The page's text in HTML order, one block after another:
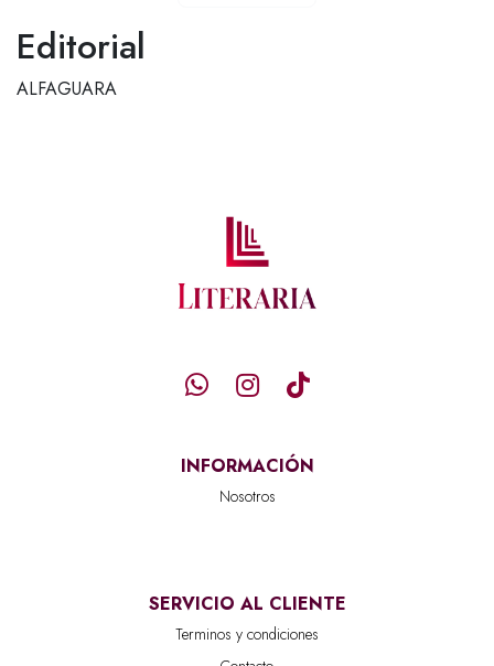
Editorial
ALFAGUARA
INFORMACIÓN
Nosotros
SERVICIO AL CLIENTE
Terminos y condiciones